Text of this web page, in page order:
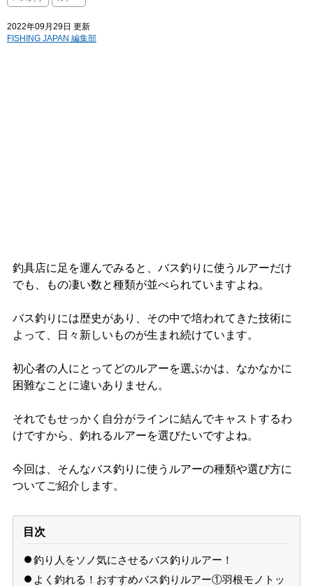
2022年09月29日 更新
FISHING JAPAN 編集部
釣具店に足を運んでみると、バス釣りに使うルアーだけ
でも、もの凄い数と種類が並べられていますよね。
バス釣りには歴史があり、その中で培われてきた技術に
よって、日々新しいものが生まれ続けています。
初心者の人にとってどのルアーを選ぶかは、なかなかに
困難なことに違いありません。
それでもせっかく自分がラインに結んでキャストするわ
けですから、釣れるルアーを選びたいですよね。
今回は、そんなバス釣りに使うルアーの種類や選び方に
ついてご紹介します。
目次
釣り人をソノ気にさせるバス釣りルアー！
よく釣れる！おすすめバス釣りルアー①羽根モノトッ